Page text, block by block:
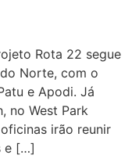
Rota 22 segue
Norte, com o
e Apodi. Já
no West Park
irão reunir
e […]